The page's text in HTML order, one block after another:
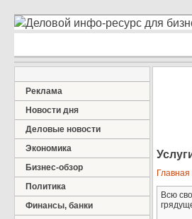
Деловой инфо-ресурс для
Реклама
Новости дня
Деловые новости
Экономика
Бизнес-обзор
Политика
Финансы, банки
Главная
Всю